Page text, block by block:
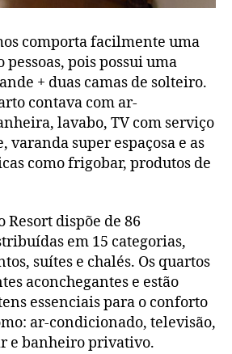
comporta facilmente uma
pois possui uma
+ duas camas de solteiro.
contava com ar-
lavabo, TV com serviço
varanda super espaçosa e as
como frigobar, produtos de
Resort dispõe de 86
em 15 categorias,
suítes e chalés. Os quartos
aconchegantes e estão
essenciais para o conforto
ar-condicionado, televisão,
e banheiro privativo.